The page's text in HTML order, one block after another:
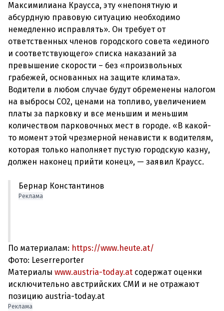
Максимилиана Краусса, эту «непонятную и
абсурдную правовую ситуацию необходимо
немедленно исправлять». Он требует от
ответственных членов городского совета «единого
и соответствующего» списка наказаний за
превышение скорости – без «произвольных
грабежей, основанных на защите климата».
Водители в любом случае будут обременены налогом
на выбросы CO2, ценами на топливо, увеличением
платы за парковку и все меньшим и меньшим
количеством парковочных мест в городе. «В какой-
то момент этой чрезмерной ненависти к водителям,
которая только наполняет пустую городскую казну,
Бернар Константинов
Реклама
По материалам: https://www.heute.at/
Фото: Leserreporter
Материалы www.austria-today.at содержат оценки
исключительно австрийских СМИ и не отражают
позицию austria-today.at
Реклама